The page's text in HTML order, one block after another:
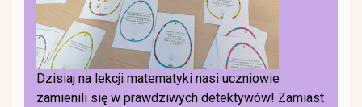
Dzisiaj na lekcji matematyki nasi uczniowie
zamienili się w prawdziwych detektywów! Zamiast